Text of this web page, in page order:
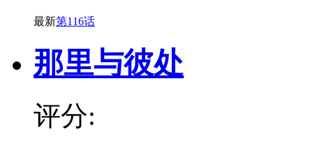
最新第116话
那里与彼处
评分: